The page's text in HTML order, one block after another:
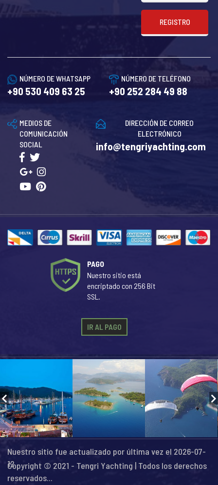
REGISTRO
NÚMERO DE WHATSAPP
+90 530 409 63 25
NÚMERO DE TELÉFONO
+90 252 284 49 88
DIRECCIÓN DE CORREO
ELECTRÓNICO
info@tengriyachting.com
MEDIOS DE
COMUNICACIÓN
SOCIAL
PAGO
Nuestro sitio está
encriptado con 256 Bit
SSL.
IR AL PAGO
Nuestro sitio fue actualizado por última vez el 2026-07-
12
Copyright © 2021 - Tengri Yachting | Todos los derechos
reservados...